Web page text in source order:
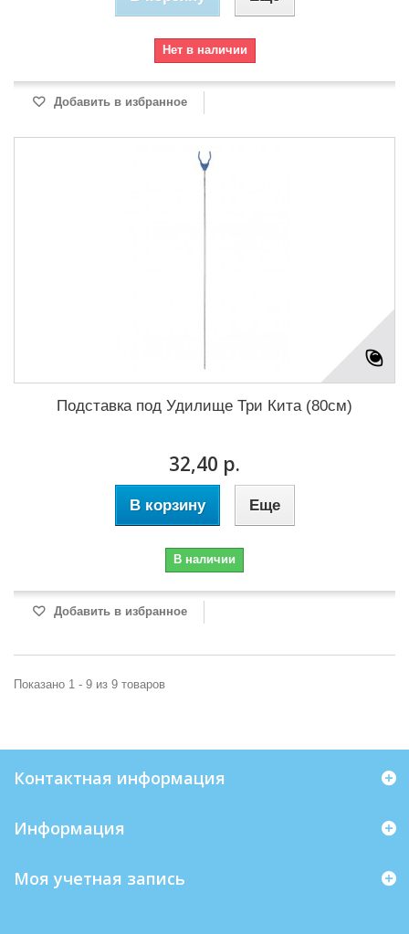
Нет в наличии
Добавить в избранное
Подставка под Удилище Три Кита (80см)
32,40 р.
В корзину Еще
В наличии
Добавить в избранное
Показано 1 - 9 из 9 товаров
Контактная информация
Информация
Моя учетная запись